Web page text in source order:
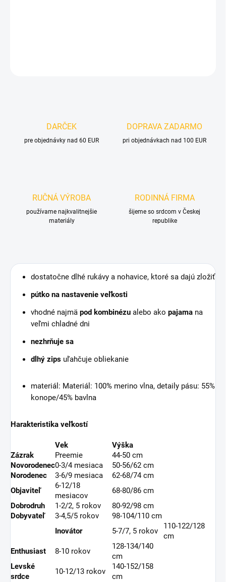
DARČEK
pre objednávky nad 60 EUR
DOPRAVA ZADARMO
pri objednávkach nad 100 EUR
RUČNÁ VÝROBA
používame najkvalitnejšie
materiály
RODINNÁ FIRMA
šijeme so srdcom v Českej
republike
dostatočne dlhé rukávy a nohavice, ktoré sa dajú zložiť
pútko na nastavenie veľkosti
vhodné najmä pod kombinézu alebo ako pajama na
veľmi chladné dni
nezhrňuje sa
dlhý zips uľahčuje obliekanie
materiál: Materiál: 100% merino vlna, detaily pásu: 55%
konope/45% bavlna
Harakteristika veľkostí
Vek
Výška
Zázrak
Preemie
44-50 cm
Novorodenec0-3/4 mesiaca
50-56/62 cm
Norodenec
3-6/9 mesiaca
62-68/74 cm
Objaviteľ
6-12/18
mesiacov
68-80/86 cm
Dobrodruh
1-2/2, 5 rokov
80-92/98 cm
Dobyvateľ
3-4,5/5 rokov
98-104/110 cm
Inovátor
5-7/7, 5 rokov
110-122/128
cm
Enthusiast
8-10 rokov
128-134/140
cm
Levské
srdce
10-12/13 rokov
140-152/158
cm